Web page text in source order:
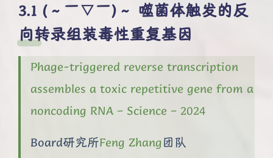
(～￣▽￣)～ 噬菌体触发的反
向转录组装毒性重复基因
Phage-triggered reverse transcription
assembles a toxic repetitive gene from a
noncoding RNA – Science – 2024
Board研究所Feng Zhang团队